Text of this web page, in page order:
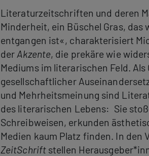
Literaturzeitschriften und deren
Minderheit, ein Büschel Gras,
entgangen ist«, charakterisiert
der Akzente, die prekäre wie
Mediums im literarischen Feld.
gesellschaftlicher
und Mehrheitsmeinung sind
des literarischen Lebens: Sie
Schreibweisen, erkunden
Medien kaum Platz finden. In den
ZeitSchrift stellen